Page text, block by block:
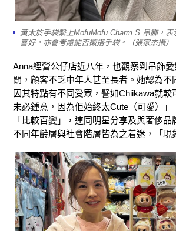
黃太於手袋繫上MofuMofu Charm S 吊飾，表
喜好，亦會考慮能否襯搭手袋。（張家杰攝）
Anna經營公仔店近八年，也觀察到吊飾
闊，顧客不乏中年人甚至長者。她認為不
因其特點有不同受眾，譬如Chiikawa就較
未必鍾意，因為佢始終太Cute（可愛）」
「比較百變」，連同明星分享及與奢侈
不同年齡層與社會階層皆為之着迷，「現